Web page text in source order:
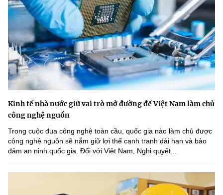
Kinh tế nhà nước giữ vai trò mở đường để Việt Nam làm chủ
công nghệ nguồn
Trong cuộc đua công nghệ toàn cầu, quốc gia nào làm chủ được
công nghệ nguồn sẽ nắm giữ lợi thế cạnh tranh dài hạn và bảo
đảm an ninh quốc gia. Đối với Việt Nam, Nghị quyết...